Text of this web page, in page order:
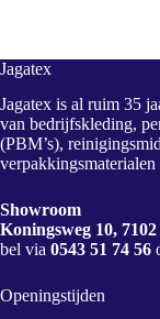
Jagatex
Jagatex is al ruim 35
van bedrijfskleding,
(PBM’s),
Showroom
Koningsweg 10,
bel via 0543 51 74 56
Openingstijden